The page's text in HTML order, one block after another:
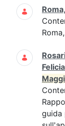
guida